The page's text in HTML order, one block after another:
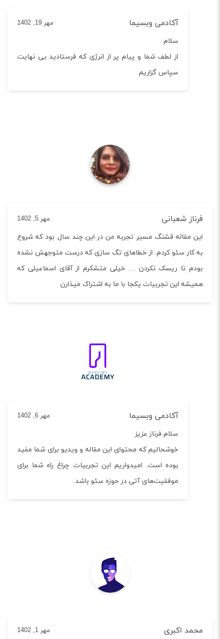
آکادمی وبسیما مهر 19, 1402
سلام
از لطف شما و پیام پر از انرژی که فرستادید بی نهایت
سپاس گزاریم
فرناز شعبانی مهر 5, 1402
این مقاله قشنگ مسیر تجربه من در این چند سال بود که شروع
به کار سئو کردم. از خطاهای تگ سازی که درست متوجهش نشده
بودم تا ریسک نکردن … خیلی متشکرم از آقای اسماعیلی که
همیشه این تجربیات یکجا با ما به اشتراک میذارن
آکادمی وبسیما مهر 6, 1402
سلام فرناز عزیز
خوشحالیم که محتوای این مقاله و ویدیو برای شما مفید
بوده است. امیدواریم این تجربیات چراغ راه شما برای
موفقیت‌های آتی در حوزه سئو باشد.
محمد اکبری مهر 1, 1402